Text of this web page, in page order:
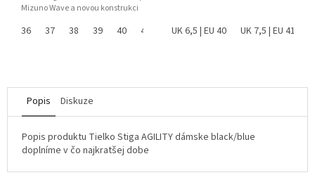
Mizuno Wave a novou konstrukci
36 37 38 39 40 41 42 43 44 45 46
UK 6,5 | EU 40 UK 7,5 | EU 41
Popis Diskuze
Popis produktu Tielko Stiga AGILITY dámske black/blue
doplníme v čo najkratšej dobe